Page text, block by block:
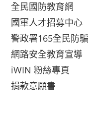
全民國防教育網
國軍人才招募中心
警政署165全民防騙
網路安全教育宣導
iWIN 粉絲專頁
捐款意願書